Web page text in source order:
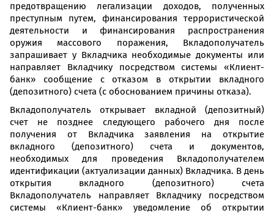
предотвращению легализации доходов, полученных
преступным путем, финансирования террористической
деятельности и финансирования распространения
оружия массового поражения, Вкладополучатель
запрашивает у Вкладчика необходимые документы или
направляет Вкладчику посредством системы «Клиент-
банк» сообщение с отказом в открытии вкладного
(депозитного) счета (с обоснованием причины отказа).
Вкладополучатель открывает вкладной (депозитный)
счет не позднее следующего рабочего дня после
получения от Вкладчика заявления на открытие
вкладного (депозитного) счета и документов,
необходимых для проведения Вкладополучателем
идентификации (актуализации данных) Вкладчика. В день
открытия вкладного (депозитного) счета
Вкладополучатель направляет Вкладчику посредством
системы «Клиент-банк» уведомление об открытии